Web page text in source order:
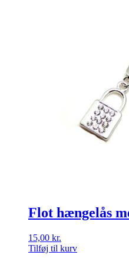
Flot hængelås
15,00 kr.
Tilføj til kurv